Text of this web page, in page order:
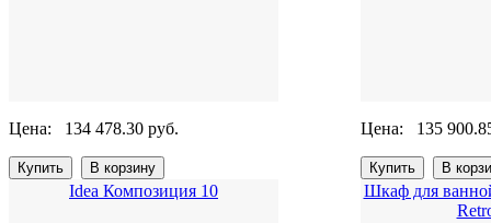
Цена: 134 478.30 руб. Цена: 135
Idea Композиция 10
Шкаф для